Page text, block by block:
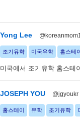
Yong Lee
조기유학 미국유학 홈스테
미국에서 조기유학 홈스테
JOSEPH YOU @jgyoukr
홈스테이 유학 조기유학